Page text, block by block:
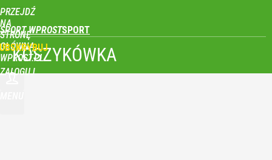
PRZEJDŹ
NA
STRONĘ
GŁÓWNĄ
WPROST.PL
SPORT WPROST
ZALOGUJ
KOSZYKÓWKA